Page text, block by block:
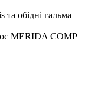
обідні гальма
MERIDA COMP